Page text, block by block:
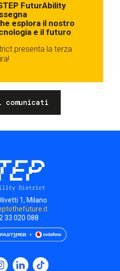
FuturAbility
esplora il nostro
e il futuro
presenta la terza
1, Milano
33 020 088